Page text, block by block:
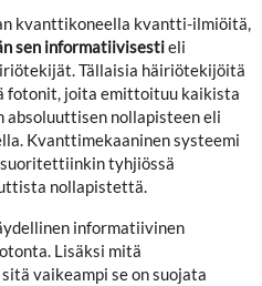
kvanttikoneella kvantti-ilmiöitä,
sen informatiivisestieli
Tällaisia häiriötekijöitä
fotonit, joita emittoituu kaikista
absoluuttisen nollapisteen eli
Kvanttimekaaninen systeemi
tyhjiössä
nollapistettä.
informatiivinen
Lisäksi mitä
vaikeampi se on suojata